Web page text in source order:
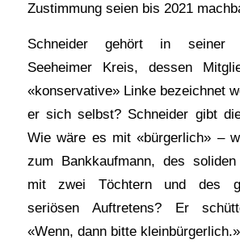
Zustimmung seien bis 2021
Schneider gehört in seiner
Seeheimer Kreis, dessen
«konservative» Linke bezeichnet
er sich selbst? Schneider gibt
Wie wäre es mit «bürgerlich» –
zum Bankkaufmann, des soliden
mit zwei Töchtern und des
seriösen Auftretens? Er
«Wenn, dann bitte kleinbürgerlich.»